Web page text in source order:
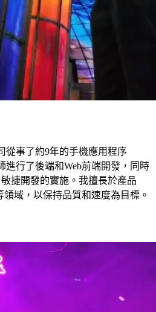
從事了約9年的手機應用程序
進行了後端和Web前端開發， 同時
敏捷開發的實施。 我擅長於產品
領域， 以保持品質和速度為 目標。